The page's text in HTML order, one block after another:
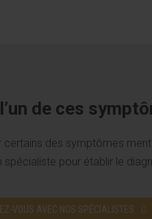
de ces
certains des symptômes
pour établir le
VOUS AVEC NOS SPÉCIALISTES